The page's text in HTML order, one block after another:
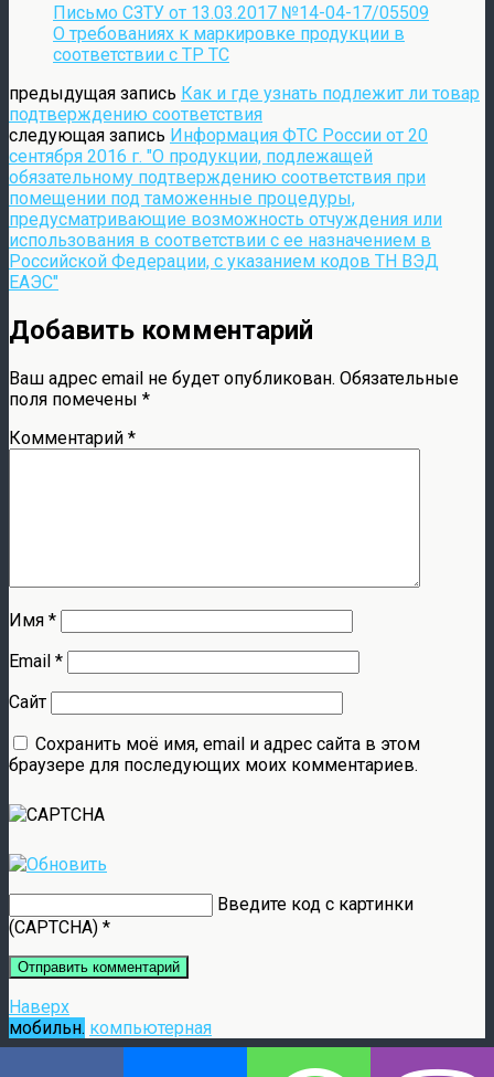
Письмо СЗТУ от 13.03.2017 №14-04-17/05509
О требованиях к маркировке продукции в
соответствии с ТР ТС
предыдущая запись Как и где узнать подлежит ли товар
подтверждению соответствия
следующая запись Информация ФТС России от 20
сентября 2016 г. "О продукции, подлежащей
обязательному подтверждению соответствия при
помещении под таможенные процедуры,
предусматривающие возможность отчуждения или
использования в соответствии с ее назначением в
Российской Федерации, с указанием кодов ТН ВЭД
ЕАЭС"
Добавить комментарий
Ваш адрес email не будет опубликован. Обязательные
поля помечены *
Комментарий *
Имя *
Email *
Сайт
Сохранить моё имя, email и адрес сайта в этом
браузере для последующих моих комментариев.
Введите код с картинки
(CAPTCHA) *
Наверх
мобильн. компьютерная